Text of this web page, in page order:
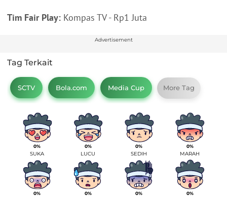
Tim Fair Play: Kompas TV - Rp1 Juta
Advertisement
Tag Terkait
SCTV Bola.com Media Cup More Tag
0%
SUKA
0%
LUCU
0%
SEDIH
0%
MARAH
0% 0% 0% 0%